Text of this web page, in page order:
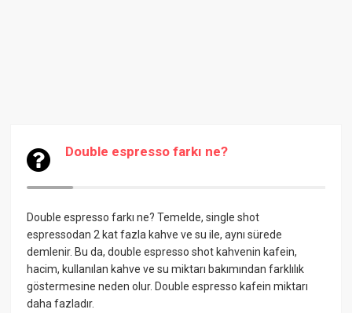
Double espresso farkı ne?
Double espresso farkı ne? Temelde, single shot
espressodan 2 kat fazla kahve ve su ile, aynı sürede
demlenir. Bu da, double espresso shot kahvenin kafein,
hacim, kullanılan kahve ve su miktarı bakımından farklılık
göstermesine neden olur. Double espresso kafein miktarı
daha fazladır.